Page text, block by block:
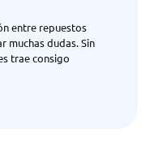
entre repuestos
muchas dudas. Sin
trae consigo